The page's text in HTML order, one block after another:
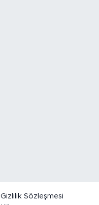
Gizlilik Sözleşmesi